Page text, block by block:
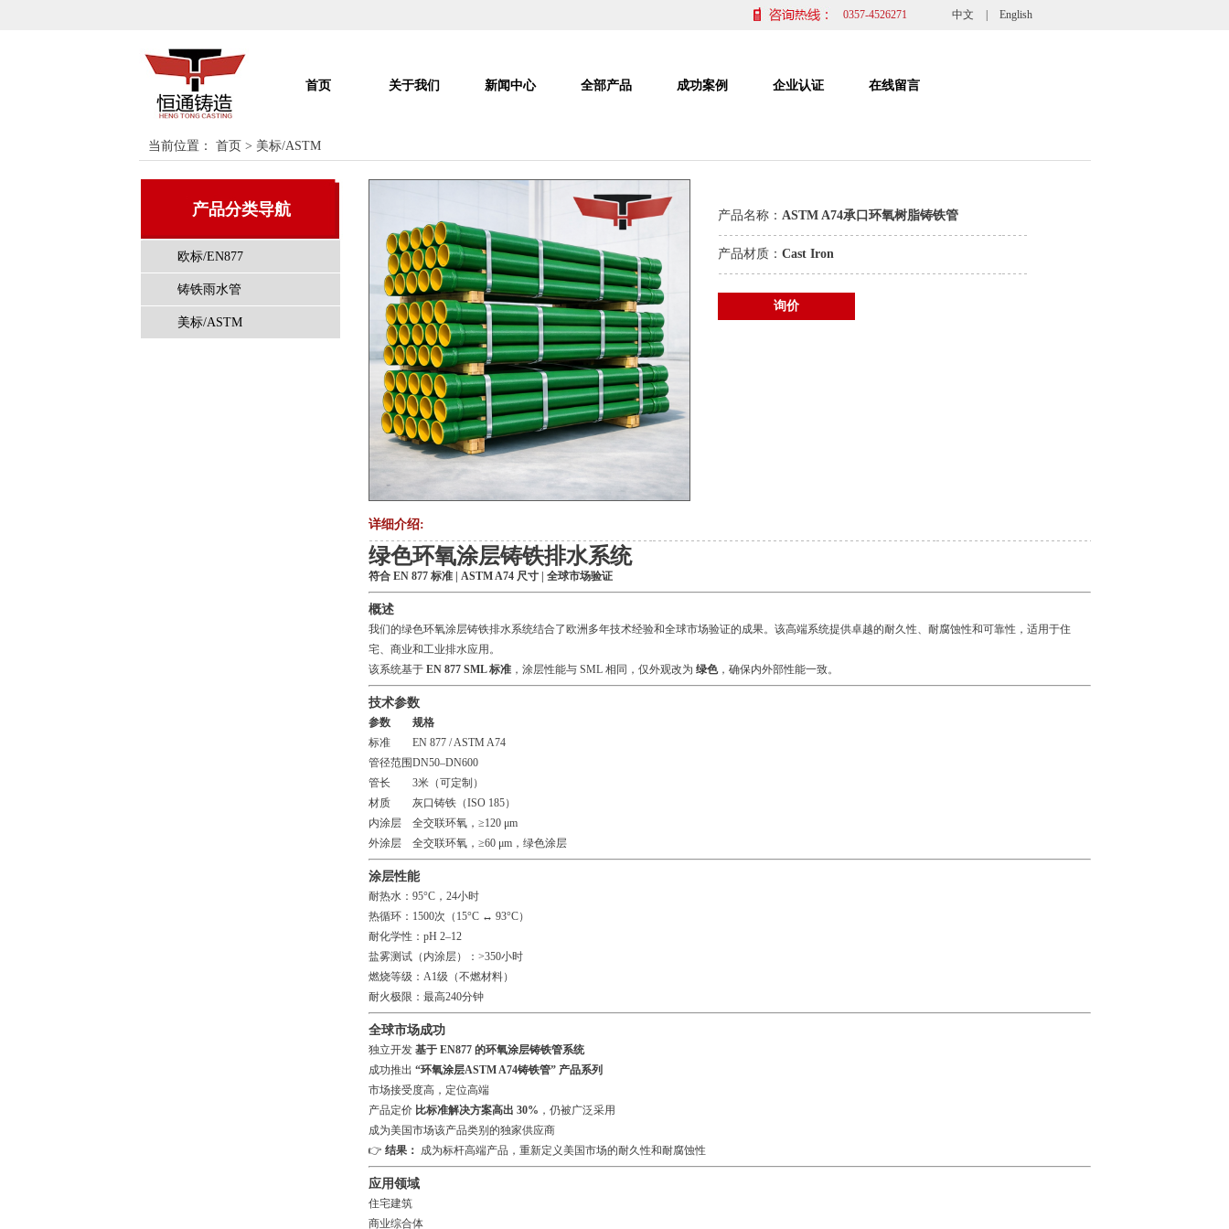
0357-4526271 中文 English
首页 关于我们 新闻中心 全部产品 成功案例 企业认证 在线留言
当前位置： 首页 > 美标/ASTM
产品分类导航
欧标/EN877
铸铁雨水管
美标/ASTM
产品名称： ASTM A74承口环氧树脂铸铁管
产品材质： Cast Iron
询价
详细介绍:
绿色环氧涂层铸铁排水系统
符合 EN 877 标准 | ASTM A74 尺寸 | 全球市场验证
概述
我们的绿色环氧涂层铸铁排水系统结合了欧洲多年技术经验和全球市场验证的成果。该高端系统提供卓越的耐久性、耐腐蚀性和可靠性，适用于住
宅、商业和工业排水应用。
该系统基于 EN 877 SML 标准，涂层性能与 SML 相同，仅外观改为 绿色，确保内外部性能一致。
技术参数
参数
规格
标准
EN 877 / ASTM A74
管径范围DN50–DN600
管长
3米（可定制）
材质
灰口铸铁（ISO 185）
内涂层
全交联环氧，≥120 μm
外涂层
全交联环氧，≥60 μm，绿色涂层
涂层性能
耐热水：95°C，24小时
热循环：1500次（15°C ↔ 93°C）
耐化学性：pH 2–12
盐雾测试（内涂层）：>350小时
燃烧等级：A1级（不燃材料）
耐火极限：最高240分钟
全球市场成功
独立开发 基于 EN877 的环氧涂层铸铁管系统
成功推出 “环氧涂层ASTM A74铸铁管” 产品系列
市场接受度高，定位高端
产品定价 比标准解决方案高出 30% ，仍被广泛采用
成为美国市场该产品类别的独家供应商
👉 结果： 成为标杆高端产品，重新定义美国市场的耐久性和耐腐蚀性
应用领域
住宅建筑
商业综合体